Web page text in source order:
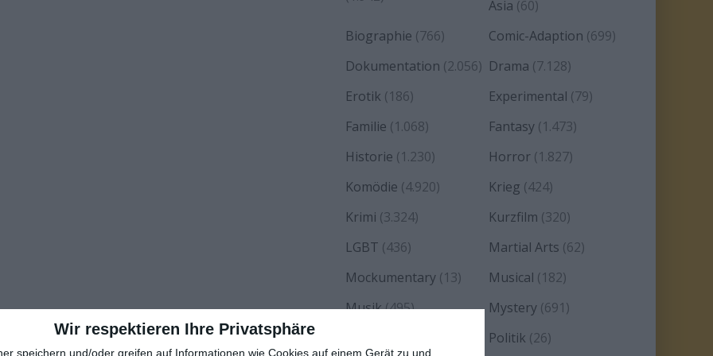
Wir respektieren Ihre Privatsphäre
speichern und/oder greifen auf Informationen wie Cookies auf einem Gerät zu und
Asia (60)
Biographie (766) Comic-Adaption (699)
Dokumentation (2.056) Drama (7.128)
Erotik (186) Experimental (79)
Familie (1.068) Fantasy (1.473)
Historie (1.230) Horror (1.827)
Komödie (4.920) Krieg (424)
Krimi (3.324) Kurzfilm (320)
LGBT (436) Martial Arts (62)
Mockumentary (13) Musical (182)
Musik(495) Mystery (691)
Politik (26)